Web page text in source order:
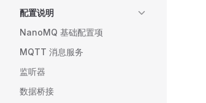
配置说明
NanoMQ 基础配置项
MQTT 消息服务
监听器
数据桥接